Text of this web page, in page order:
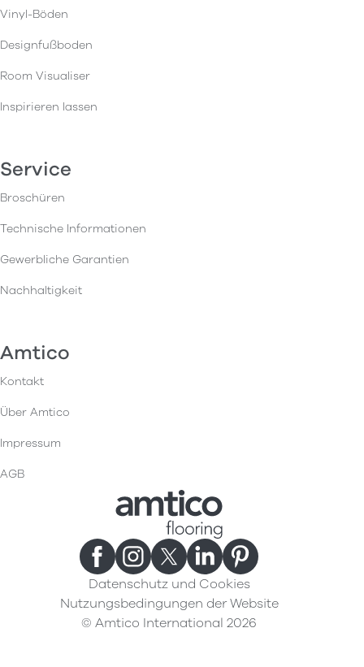
Vinyl-Böden
Designfußboden
Room Visualiser
Inspirieren lassen
Service
Broschüren
Technische Informationen
Gewerbliche Garantien
Nachhaltigkeit
Amtico
Kontakt
Über Amtico
Impressum
AGB
Datenschutz und Cookies
Nutzungsbedingungen der Website
© Amtico International 2026